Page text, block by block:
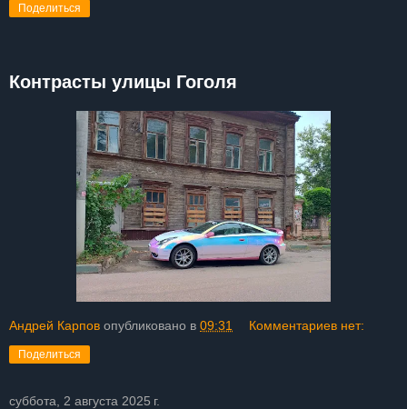
Поделиться
Контрасты улицы Гоголя
Андрей Карпов опубликовано в 09:31 Комментариев нет:
Поделиться
суббота, 2 августа 2025 г.